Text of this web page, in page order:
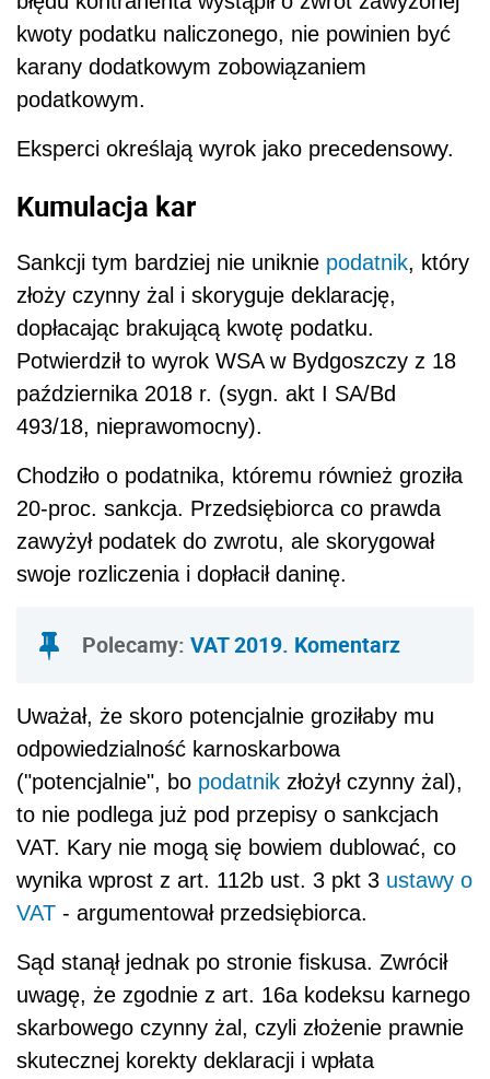
kwoty podatku naliczonego, nie powinien być
karany dodatkowym zobowiązaniem
podatkowym.
Eksperci określają wyrok jako precedensowy.
Kumulacja kar
Sankcji tym bardziej nie uniknie podatnik, który
złoży czynny żal i skoryguje deklarację,
dopłacając brakującą kwotę podatku.
Potwierdził to wyrok WSA w Bydgoszczy z 18
października 2018 r. (sygn. akt I SA/Bd
493/18, nieprawomocny).
Chodziło o podatnika, któremu również groziła
20-proc. sankcja. Przedsiębiorca co prawda
zawyżył podatek do zwrotu, ale skorygował
swoje rozliczenia i dopłacił daninę.
Polecamy: VAT 2019. Komentarz
Uważał, że skoro potencjalnie groziłaby mu
odpowiedzialność karnoskarbowa
("potencjalnie", bo podatnik złożył czynny żal),
to nie podlega już pod przepisy o sankcjach
VAT. Kary nie mogą się bowiem dublować, co
wynika wprost z art. 112b ust. 3 pkt 3 ustawy o
VAT - argumentował przedsiębiorca.
Sąd stanął jednak po stronie fiskusa. Zwrócił
uwagę, że zgodnie z art. 16a kodeksu karnego
skarbowego czynny żal, czyli złożenie prawnie
skutecznej korekty deklaracji i wpłata